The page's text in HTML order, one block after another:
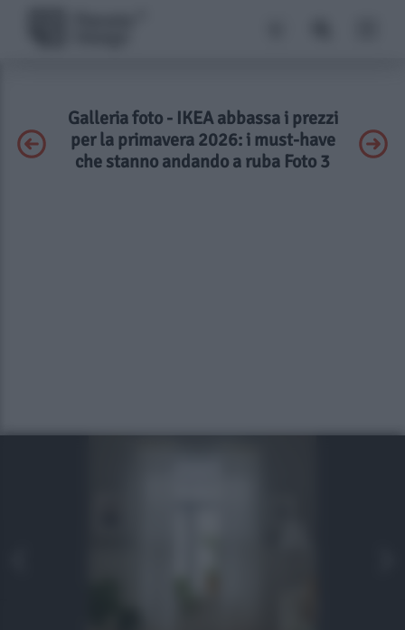
Galleria foto - IKEA abbassa i prezzi
per la primavera 2026: i must-have
che stanno andando a ruba Foto 3